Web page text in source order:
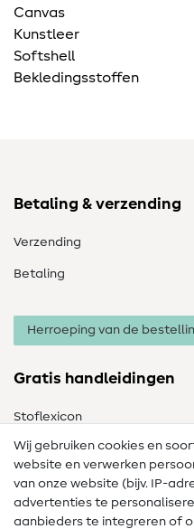
Canvas
Kunstleer
Softshell
Bekledingsstoffen
Betaling & verzending
Verzending
Betaling
Herroeping van de
Gratis handleidingen
Stoflexicon
Naailexicon
Gratis Naaipatronen
Hulp & contact
Wij gebruiken cookies en
website en verwerken
van onze website (bijv. IP-
advertenties te
aanbieders te integreren of